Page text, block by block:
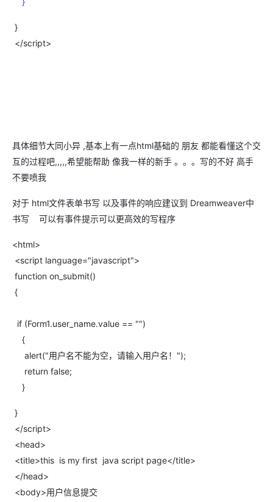
}
</script>
具体细节大同小异 ,基本上有一点html基础的 朋友 都能看懂这个交
互的过程吧,,,,,希望能帮助 像我一样的新手 。。。写的不好 高手
不要喷我
对于 html文件表单书写 以及事件的响应建议到 Dreamweaver中
书写 可以有事件提示可以更高效的写程序
<html>
<script language="javascript">
function on_submit()
{
if (Form1.user_name.value == "")
{
alert("用户名不能为空，请输入用户名！");
return false;
}
}
</script>
<head>
<title>this is my first java script page</title>
</head>
<body>用户信息提交